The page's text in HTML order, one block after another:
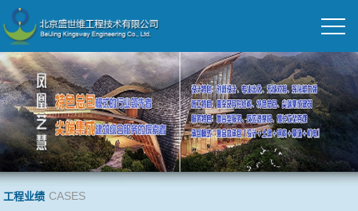
工程业绩 CASES